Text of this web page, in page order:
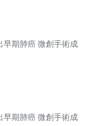
早期肺癌 微創手術成
早期肺癌 微創手術成